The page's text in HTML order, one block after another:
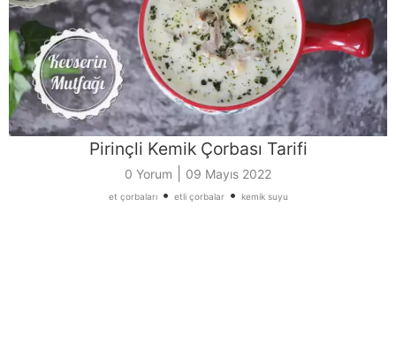
Pirinçli Kemik Çorbası Tarifi
0 Yorum 09 Mayıs 2022
et çorbaları• etli çorbalar• kemik suyu